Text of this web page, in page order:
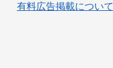
有料広告掲載について